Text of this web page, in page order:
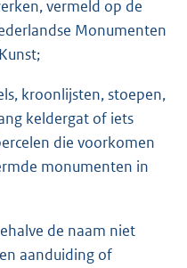
vermeld op de
Monumenten
kroonlijsten, stoepen,
keldergat of iets
die voorkomen
monumenten in
de naam niet
aanduiding of